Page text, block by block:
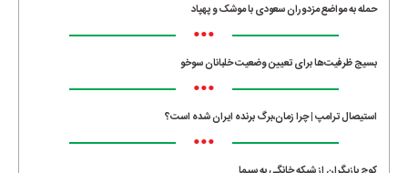
حمله به مواضع مزدوران سعودی با موشک و پهپاد
•••
بسیج ظرفیت‌ها برای تعیین وضعیت خلبانان سوخو
•••
استیصال ترامپ | چرا زمان،برگ برنده ایران شده است؟
•••